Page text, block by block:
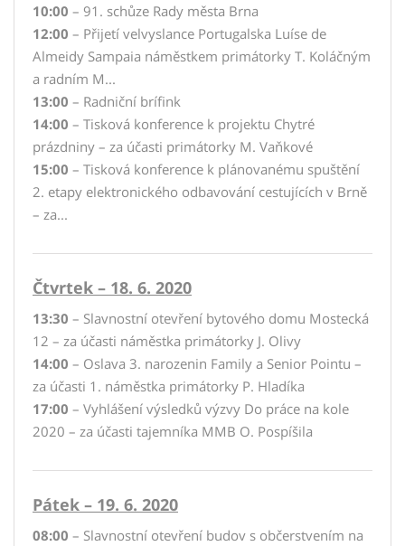
10:00 – 91. schůze Rady města Brna
12:00 – Přijetí velvyslance Portugalska Luíse de
Almeidy Sampaia náměstkem primátorky T. Koláčným
a radním M...
13:00 – Radniční brífink
14:00 – Tisková konference k projektu Chytré
prázdniny – za účasti primátorky M. Vaňkové
15:00 – Tisková konference k plánovanému spuštění
2. etapy elektronického odbavování cestujících v Brně
– za...
Čtvrtek – 18. 6. 2020
13:30 – Slavnostní otevření bytového domu Mostecká
12 – za účasti náměstka primátorky J. Olivy
14:00 – Oslava 3. narozenin Family a Senior Pointu –
za účasti 1. náměstka primátorky P. Hladíka
17:00 – Vyhlášení výsledků výzvy Do práce na kole
2020 – za účasti tajemníka MMB O. Pospíšila
Pátek – 19. 6. 2020
08:00 – Slavnostní otevření budov s občerstvením na